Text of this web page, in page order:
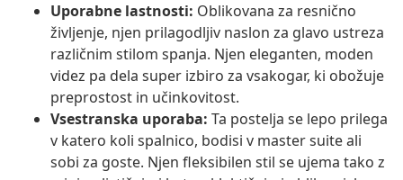
Uporabne lastnosti: Oblikovana za resnično
življenje, njen prilagodljiv naslon za glavo ustreza
različnim stilom spanja. Njen eleganten, moden
videz pa dela super izbiro za vsakogar, ki obožuje
preprostost in učinkovitost.
Vsestranska uporaba: Ta postelja se lepo prilega
v katero koli spalnico, bodisi v master suite ali
sobi za goste. Njen fleksibilen stil se ujema tako z